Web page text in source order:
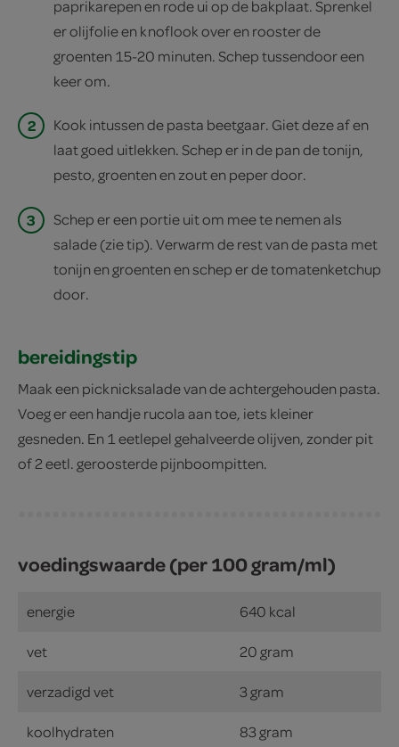
paprikarepen en rode ui op de bakplaat. Sprenkel
er olijfolie en knoflook over en rooster de
groenten 15-20 minuten. Schep tussendoor een
keer om.
2
Kook intussen de pasta beetgaar. Giet deze af en
laat goed uitlekken. Schep er in de pan de tonijn,
pesto, groenten en zout en peper door.
3
Schep er een portie uit om mee te nemen als
salade (zie tip). Verwarm de rest van de pasta met
tonijn en groenten en schep er de tomatenketchup
door.
bereidingstip
Maak een picknicksalade van de achtergehouden pasta.
Voeg er een handje rucola aan toe, iets kleiner
gesneden. En 1 eetlepel gehalveerde olijven, zonder pit
of 2 eetl. geroosterde pijnboompitten.
voedingswaarde (per 100 gram/ml)
energie 640 kcal
vet 20 gram
verzadigd vet 3 gram
koolhydraten 83 gram